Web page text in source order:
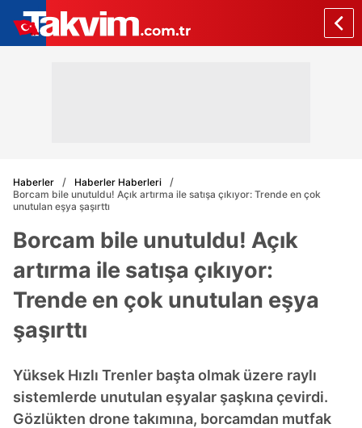
Haberler
Haberler Haberleri
Borcam bile unutuldu! Açık artırma ile satışa çıkıyor: Trende en çok
unutulan eşya şaşırttı
Borcam bile unutuldu! Açık
artırma ile satışa çıkıyor:
Trende en çok unutulan eşya
şaşırttı
Yüksek Hızlı Trenler başta olmak üzere raylı
sistemlerde unutulan eşyalar şaşkına çevirdi.
Gözlükten drone takımına, borcamdan mutfak